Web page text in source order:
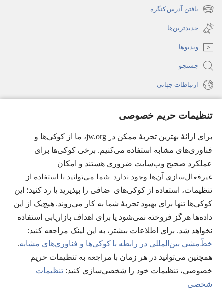
تنظیمات حریم خصوصی
برای ارائهٔ بهترین تجربهٔ ممکن در jw.org، ما از کوکی‌ها و
فناوری‌های مشابه استفاده می‌کنیم. برخی کوکی‌ها برای
عملکرد صحیح وب‌سایت ضروری هستند و امکان
غیرفعال‌سازی آن‌ها وجود ندارد. شما می‌توانید با استفاده از
تنظیمات، استفاده از کوکی‌های اضافی را بپذیرید یا رد کنید؛ این
کوکی‌ها تنها برای بهبود تجربهٔ شما به کار می‌روند. هیچ‌یک از این
داده‌ها هرگز فروخته نمی‌شود یا برای اهداف بازاریابی استفاده
نخواهد شد. برای اطلاعات بیشتر، به این لینک مراجعه کنید:‏
خطّ‌مشی بین‌المللی در رابطه با کوکی‌ها و فناوری‌های مشابه.
همچنین می‌توانید در هر زمان با مراجعه به تنظیمات حریم
خصوصی، تنظیمات خود را شخصی‌سازی کنید:‏ تنظیمات
شخصی
جدید
می‌شود)
یافتن آدرس کنگره
(پنجره‌ای
جدید
باز
می‌شود)
جدیدترین‌ها
ویدیوها
جستجو
ارتباطات جهانی
(پنجره‌ای
جدید
می‌شود)
(پنجره‌ای
جدید
می‌شود)
JW Hub
®
(پنجره‌ای
باز
می‌شود)
®
JW Library
Watchtower Library
© 2026 Watch Tower Bible and Tract Society of Pennsylvania.